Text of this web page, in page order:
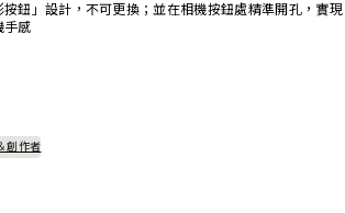
按鈕」設計，不可更換；並在相機按鈕處精準開孔，實現
手感
創作者